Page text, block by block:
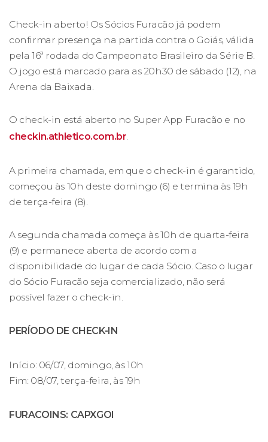
Check-in aberto! Os Sócios Furacão já podem
confirmar presença na partida contra o Goiás, válida
pela 16ª rodada do Campeonato Brasileiro da Série B.
O jogo está marcado para as 20h30 de sábado (12), na
Arena da Baixada.
O check-in está aberto no Super App Furacão e no
checkin.athletico.com.br.
A primeira chamada, em que o check-in é garantido,
começou às 10h deste domingo (6) e termina às 19h
de terça-feira (8).
A segunda chamada começa às 10h de quarta-feira
(9) e permanece aberta de acordo com a
disponibilidade do lugar de cada Sócio. Caso o lugar
do Sócio Furacão seja comercializado, não será
possível fazer o check-in.
PERÍODO DE CHECK-IN
Início: 06/07, domingo, às 10h
Fim: 08/07, terça-feira, às 19h
FURACOINS: CAPXGOI